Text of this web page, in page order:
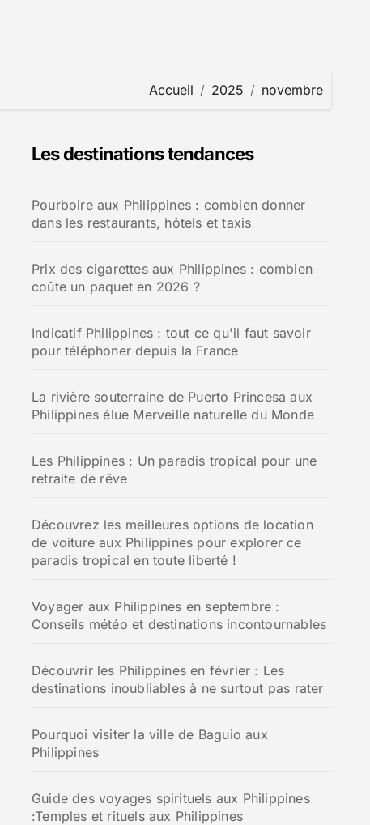
Accueil 2025 novembre
Les destinations tendances
Pourboire aux Philippines : combien donner
dans les restaurants, hôtels et taxis
Prix des cigarettes aux Philippines : combien
coûte un paquet en 2026 ?
Indicatif Philippines : tout ce qu'il faut savoir
pour téléphoner depuis la France
La rivière souterraine de Puerto Princesa aux
Philippines élue Merveille naturelle du Monde
Les Philippines : Un paradis tropical pour une
retraite de rêve
Découvrez les meilleures options de location
de voiture aux Philippines pour explorer ce
paradis tropical en toute liberté !
Voyager aux Philippines en septembre :
Conseils météo et destinations incontournables
Découvrir les Philippines en février : Les
destinations inoubliables à ne surtout pas rater
Pourquoi visiter la ville de Baguio aux
Philippines
Guide des voyages spirituels aux Philippines
:Temples et rituels aux Philippines